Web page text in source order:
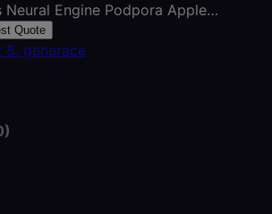
Neural Engine Podpora Apple…
Quote
8. generace